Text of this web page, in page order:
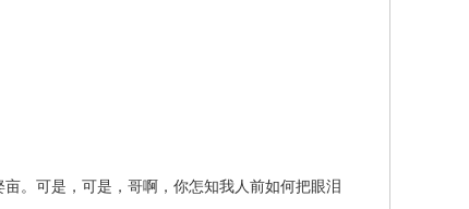
可是，可是，哥啊，你怎知我人前如何把眼泪